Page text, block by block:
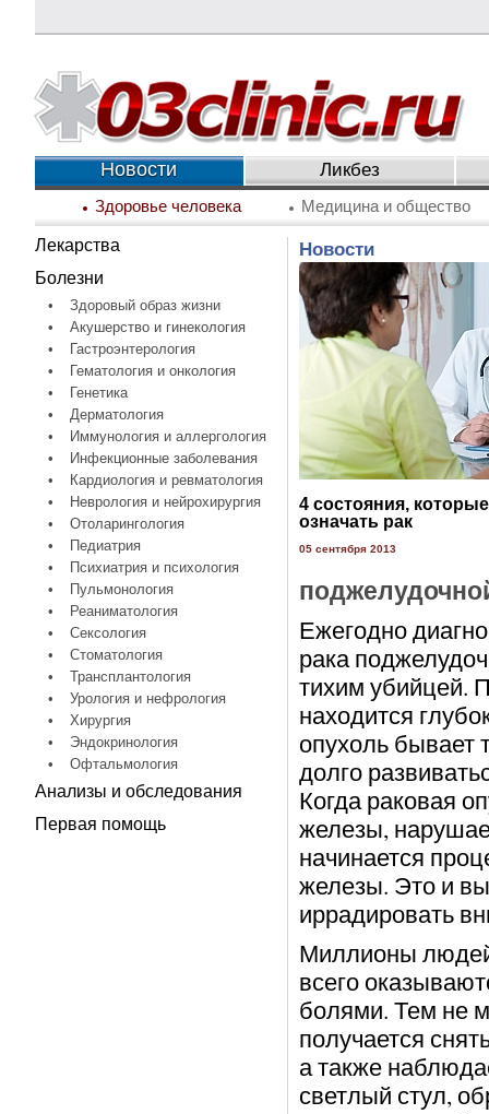
Новости Ликбез
Здоровье человека Медицина и общество
Лекарства
Болезни
•
Здоровый образ жизни
•
Акушерство и гинекология
•
Гастроэнтерология
•
Гематология и онкология
•
Генетика
•
Дерматология
•
Иммунология и аллергология
•
Инфекционные заболевания
•
Кардиология и ревматология
•
Неврология и нейрохирургия
•
Отоларингология
•
Педиатрия
•
Психиатрия и психология
•
Пульмонология
•
Реаниматология
•
Сексология
•
Стоматология
•
Трансплантология
•
Урология и нефрология
•
Хирургия
•
Эндокринология
•
Офтальмология
Анализы и обследования
Первая помощь
Новости
4 состояния,
означать рак
05 сентября 2013
Ежегодно
рака
тихим убийцей.
находится
опухоль бывает
долго
Когда раковая
железы,
начинается
железы. Это и
иррадировать
Миллионы
всего
болями. Тем не
получается
а также
светлый стул,